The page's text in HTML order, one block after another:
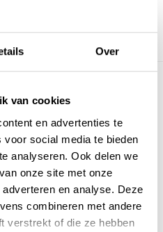
Over
van cookies
en advertenties te
social media te bieden
analyseren. Ook delen we
onze site met onze
en analyse. Deze
combineren met andere
verstrekt of die ze hebben
uit deze serie